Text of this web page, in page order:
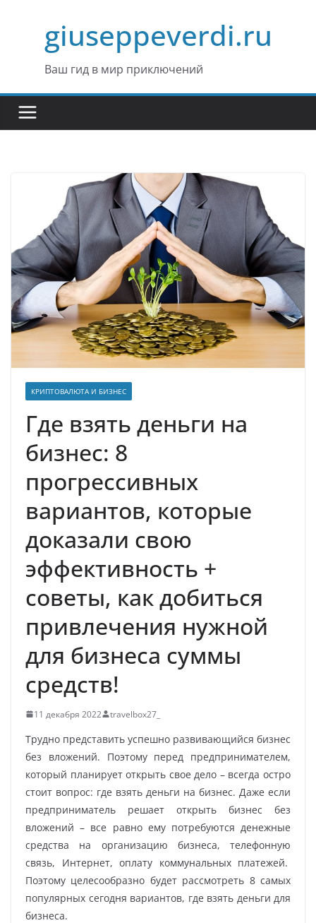
содержимомуgiuseppeverdi.ru
Ваш гид в мир приключений
КРИПТОВАЛЮТА И БИЗНЕС
Где взять деньги на
бизнес: 8
прогрессивных
вариантов, которые
доказали свою
эффективность +
советы, как добиться
привлечения нужной
для бизнеса суммы
средств!
11 декабря 2022 travelbox27_
Трудно представить успешно развивающийся бизнес
без вложений. Поэтому перед предпринимателем,
который планирует открыть свое дело – всегда остро
стоит вопрос: где взять деньги на бизнес. Даже если
предприниматель решает открыть бизнес без
вложений – все равно ему потребуются денежные
средства на организацию бизнеса, телефонную
связь, Интернет, оплату коммунальных платежей.
Поэтому целесообразно будет рассмотреть 8 самых
популярных сегодня вариантов, где взять деньги для
бизнеса.